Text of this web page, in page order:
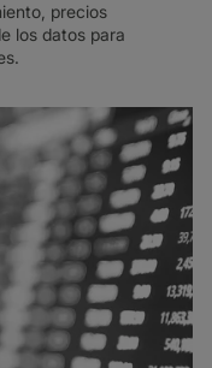
precios
los datos para